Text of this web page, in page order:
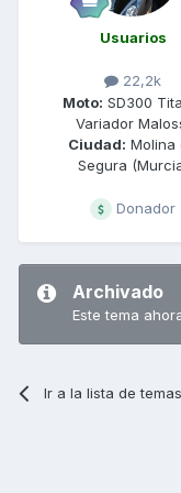
Usuarios
22,2k
Moto: SD300
Variador
Ciudad: Molina
Segura
Donador
Archivado
Este tema
Ir a la lista de temas